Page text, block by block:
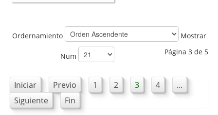
Ordernamiento Mostrar
Num Página 3 de 5
Iniciar Previo 1 2 3 4
...
Siguiente
Fin